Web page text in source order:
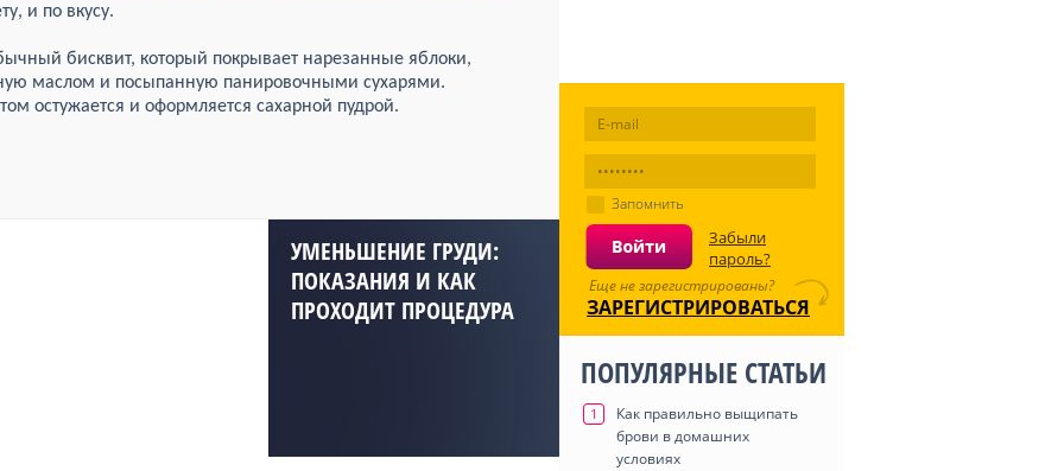
и по вкусу.
бисквит, который покрывает нарезанные яблоки,
маслом и посыпанную панировочными сухарями.
остужается и оформляется сахарной пудрой.
УМЕНЬШЕНИЕ ГРУДИ:
ПОКАЗАНИЯ И КАК
ПРОХОДИТ ПРОЦЕДУРА
Запомнить
Забыли
пароль?
Еще не зарегистрированы?
ЗАРЕГИСТРИРОВАТЬСЯ
ПОПУЛЯРНЫЕ СТАТЬИ
1
Как правильно выщипать
брови в домашних
условиях